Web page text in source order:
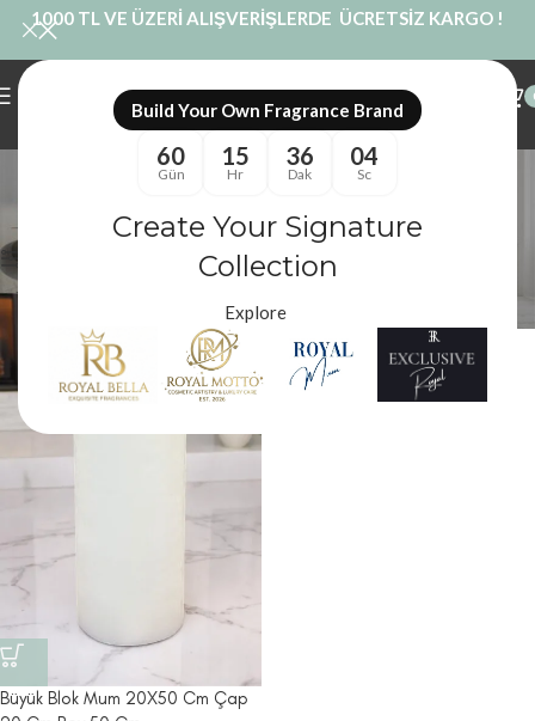
Build Your Own Fragrance Brand
60
Gün
15
Hr
36
Dak
03
Sc
Create Your Signature
Collection
Explore
1000 TL VE ÜZERİ ALIŞVERİŞLERDE ÜCRETSİZ KARGO !
50 cm Blok Mum
Royal Mum
Ürünler “50 cm Blok Mum” olarak etiketlendi
Büyük Blok Mum 20X50 Cm Çap